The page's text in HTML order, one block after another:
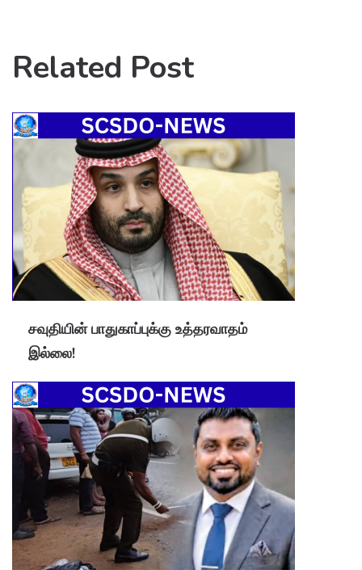
Related Post
சவுதியின் பாதுகாப்புக்கு உத்தரவாதம்
இல்லை!